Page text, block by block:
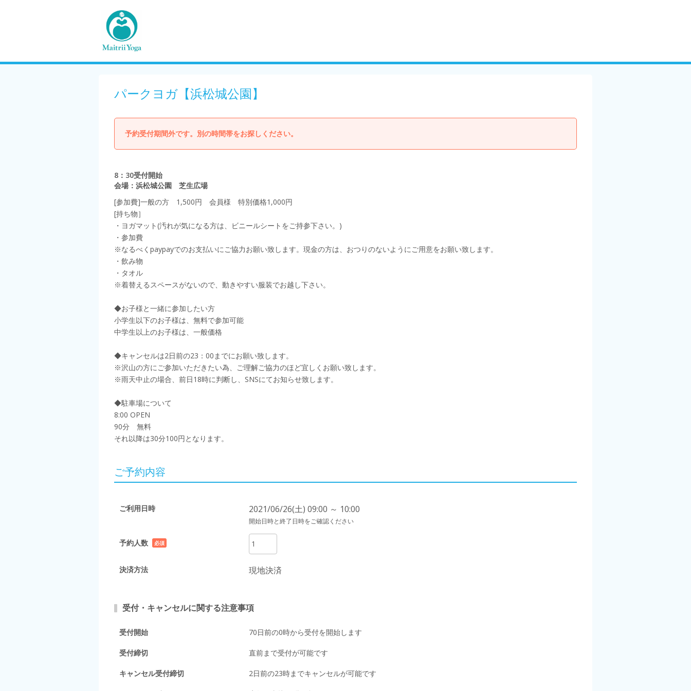
パークヨガ【浜松城公園】
予約受付期間外です。別の時間帯をお探しください。
8：30受付開始
会場：浜松城公園 芝生広場
[参加費]一般の方 1,500円 会員様 特別価格1,000円
[持ち物］
・ヨガマット(汚れが気になる方は、ビニールシートをご持参下さい。)
・参加費
※なるべくpaypayでのお支払いにご協力お願い致します。現金の方は、おつりのないようにご用意をお願い致します。
・飲み物
・タオル
※着替えるスペースがないので、動きやすい服装でお越し下さい。
◆お子様と一緒に参加したい方
小学生以下のお子様は、無料で参加可能
中学生以上のお子様は、一般価格
◆キャンセルは2日前の23：00までにお願い致します。
※沢山の方にご参加いただきたい為、ご理解ご協力のほど宜しくお願い致します。
※雨天中止の場合、前日18時に判断し、SNSにてお知らせ致します。
◆駐車場について
8:00 OPEN
90分 無料
それ以降は30分100円となります。
ご予約内容
ご利用日時 2021/06/26(土) 09:00 ～ 10:00
開始日時と終了日時をご確認ください
予約人数
必須
決済方法 現地決済
受付・キャンセルに関する注意事項
受付開始 70日前の0時から受付を開始します
受付締切 直前まで受付が可能です
キャンセル受付締切 2日前の23時までキャンセルが可能です